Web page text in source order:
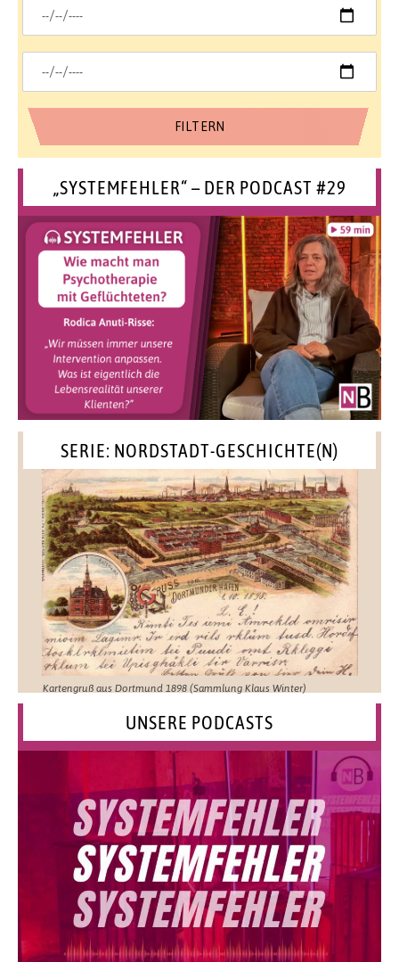
„SYSTEMFEHLER“ – DER PODCAST #29
SERIE: NORDSTADT-GESCHICHTE(N)
Kartengruß aus Dortmund 1898 (Sammlung Klaus Winter)
UNSERE PODCASTS